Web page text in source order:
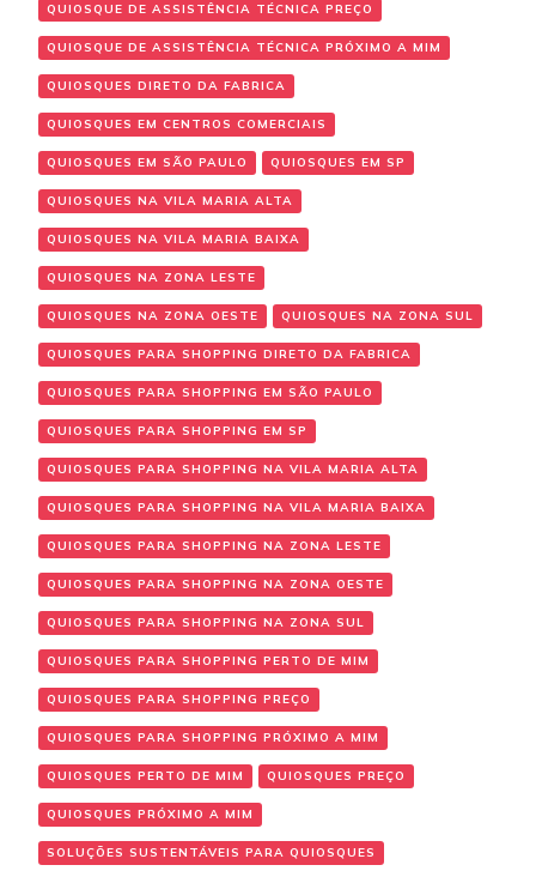
QUIOSQUE DE ASSISTÊNCIA TÉCNICA PREÇO
QUIOSQUE DE ASSISTÊNCIA TÉCNICA PRÓXIMO A MIM
QUIOSQUES DIRETO DA FABRICA
QUIOSQUES EM CENTROS COMERCIAIS
QUIOSQUES EM SÃO PAULO QUIOSQUES EM SP
QUIOSQUES NA VILA MARIA ALTA
QUIOSQUES NA VILA MARIA BAIXA
QUIOSQUES NA ZONA LESTE
QUIOSQUES NA ZONA OESTE QUIOSQUES NA ZONA SUL
QUIOSQUES PARA SHOPPING DIRETO DA FABRICA
QUIOSQUES PARA SHOPPING EM SÃO PAULO
QUIOSQUES PARA SHOPPING EM SP
QUIOSQUES PARA SHOPPING NA VILA MARIA ALTA
QUIOSQUES PARA SHOPPING NA VILA MARIA BAIXA
QUIOSQUES PARA SHOPPING NA ZONA LESTE
QUIOSQUES PARA SHOPPING NA ZONA OESTE
QUIOSQUES PARA SHOPPING NA ZONA SUL
QUIOSQUES PARA SHOPPING PERTO DE MIM
QUIOSQUES PARA SHOPPING PREÇO
QUIOSQUES PARA SHOPPING PRÓXIMO A MIM
QUIOSQUES PERTO DE MIM QUIOSQUES PREÇO
QUIOSQUES PRÓXIMO A MIM
SOLUÇÕES SUSTENTÁVEIS PARA QUIOSQUES